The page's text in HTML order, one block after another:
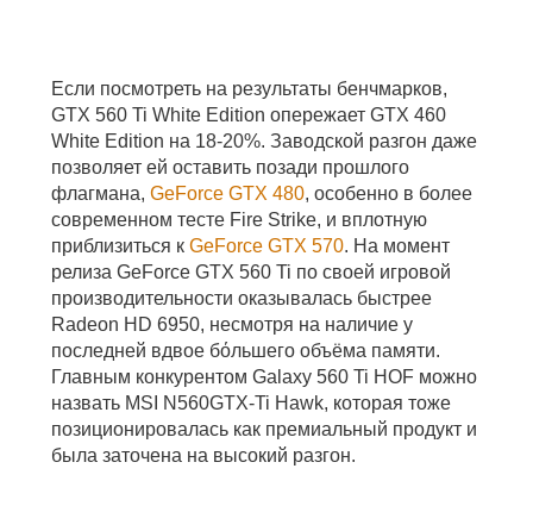
Если посмотреть на результаты бенчмарков,
GTX 560 Ti White Edition опережает GTX 460
White Edition на 18-20%. Заводской разгон даже
позволяет ей оставить позади прошлого
флагмана,GeForce GTX 480, особенно в более
современном тесте Fire Strike, и вплотную
приблизиться кGeForce GTX 570. На момент
релиза GeForce GTX 560 Ti по своей игровой
производительности оказывалась быстрее
Radeon HD 6950, несмотря на наличие у
последней вдвое бόльшего объёма памяти.
Главным конкурентом Galaxy 560 Ti HOF можно
назвать MSI N560GTX-Ti Hawk, которая тоже
позиционировалась как премиальный продукт и
была заточена на высокий разгон.